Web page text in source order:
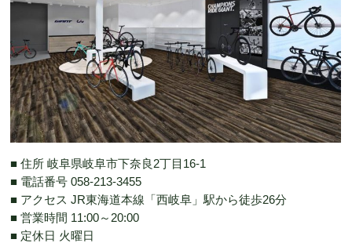
■ 住所 岐阜県岐阜市下奈良2丁目16-1
■ 電話番号 058-213-3455
■ アクセス JR東海道本線「西岐阜」駅から徒歩26分
■ 営業時間 11:00～20:00
■ 定休日 火曜日